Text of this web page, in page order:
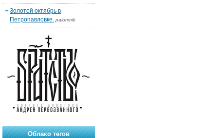
Золотой октябрь в
Петропавловке. palomnik
Облако тегов